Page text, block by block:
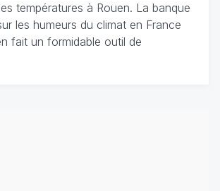
températures à Rouen. La banque
les humeurs du climat en France
fait un formidable outil de